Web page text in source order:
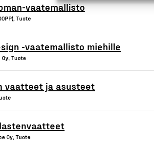
vaatemallisto
Tuote
-vaatemallisto miehille
Oy, Tuote
vaatteet ja asusteet
Oy, Tuote